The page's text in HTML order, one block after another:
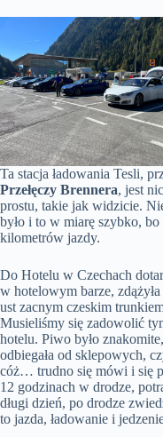
Ta stacja ładowania Tesli,
Przełęczy Brennera, jest
prostu, takie jak widzicie.
było i to w miarę szybko, bo
kilometrów jazdy.
Do Hotelu w Czechach
w hotelowym barze,
ust zacnym czeskim
Musieliśmy się zadowolić
hotelu. Piwo było
odbiegała od sklepowych,
cóż… trudno się mówi i się
12 godzinach w drodze,
długi dzień, po drodze
to jazda, ładowanie i